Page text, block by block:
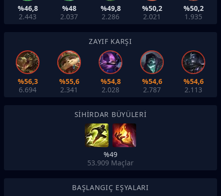
%46,8
2.443
%48
2.037
%49,8
2.286
%50,2
2.021
%50,2
1.935
ZAYIF KARŞI
%56,3
6.694
%55,6
2.341
%54,8
2.028
%54,6
2.787
%54,6
2.113
SIHIRDAR BÜYÜLERI
%49
53.909 Maçlar
BAŞLANGIÇ EŞYALARI